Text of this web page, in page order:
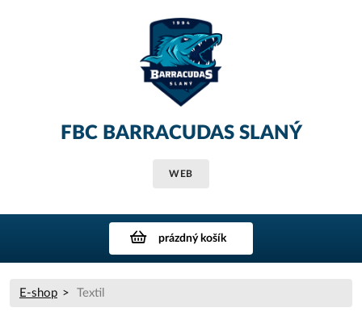
FBC BARRACUDAS SLANÝ
WEB
prázdný košík
E-shop Textil